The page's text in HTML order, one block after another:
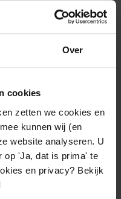
Over
cookies
zetten we cookies en
kunnen wij (en
website analyseren. U
op 'Ja, dat is prima' te
en privacy? Bekijk
aantal zoektips.
aantal zoektips.
het Westfries
pagina is het niet
door: